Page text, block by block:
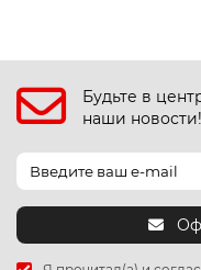
Будьте в
наши